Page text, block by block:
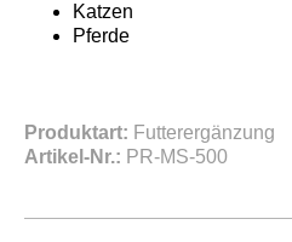
Katzen
Pferde
Produktart: Futterergänzung
Artikel-Nr.: PR-MS-500